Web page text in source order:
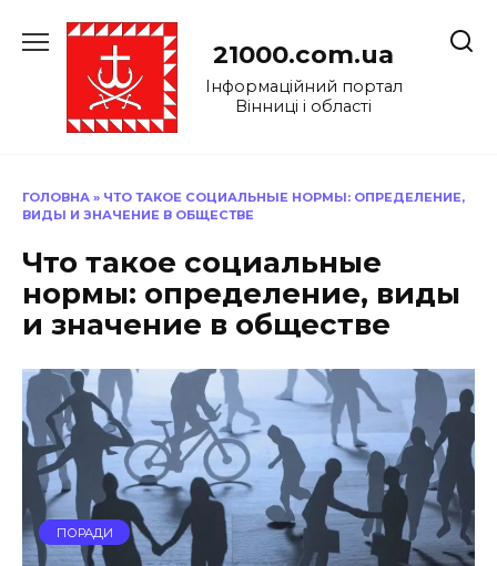
до
21000.com.ua
Інформаційний портал
Вінниці і області
ГОЛОВНА » ЧТО ТАКОЕ СОЦИАЛЬНЫЕ НОРМЫ: ОПРЕДЕЛЕНИЕ,
ВИДЫ И ЗНАЧЕНИЕ В ОБЩЕСТВЕ
Что такое социальные
нормы: определение, виды
и значение в обществе
ПОРАДИ